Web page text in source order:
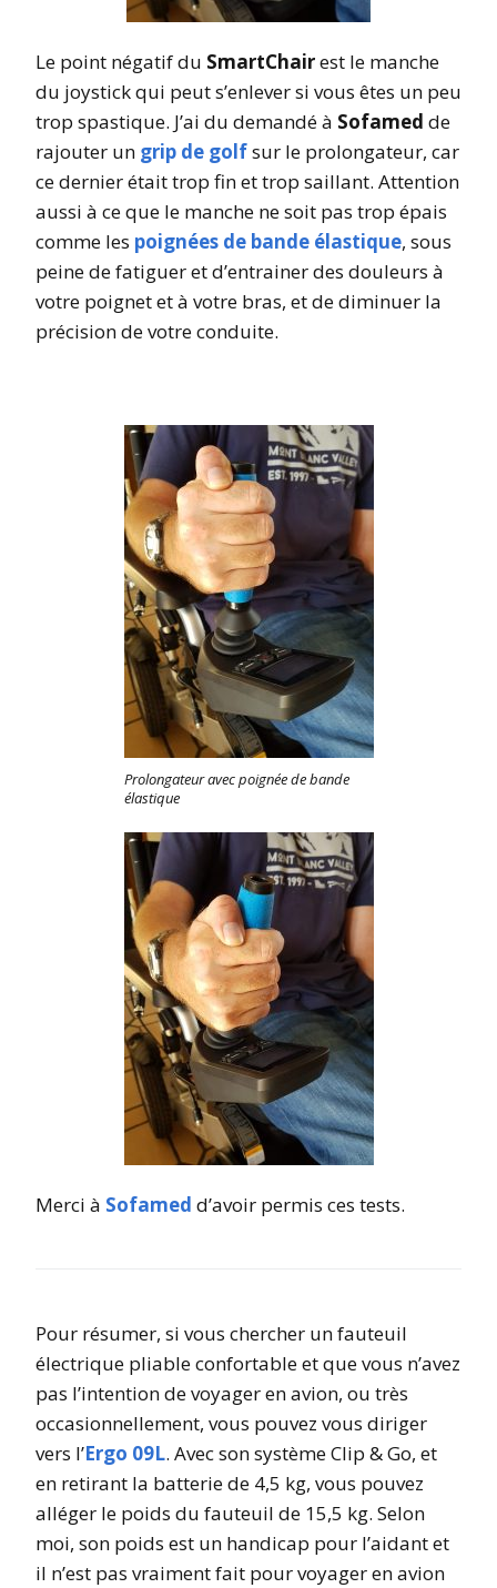
Le point négatif du SmartChairest le manche
du joystick qui peut s’enlever si vous êtes un peu
trop spastique. J’ai du demandé à Sofamed de
rajouter un grip de golfsur le prolongateur, car
ce dernier était trop fin et trop saillant. Attention
aussi à ce que le manche ne soit pas trop épais
comme les poignées de bande élastique, sous
peine de fatiguer et d’entrainer des douleurs à
votre poignet et à votre bras, et de diminuer la
précision de votre conduite.
Prolongateur avec poignée de bande
élastique
Merci à Sofamed d’avoir permis ces tests.
Pour résumer, si vous chercher un fauteuil
électrique pliable confortable et que vous n’avez
pas l’intention de voyager en avion, ou très
occasionnellement, vous pouvez vous diriger
vers l’Ergo 09L. Avec son système Clip & Go, et
en retirant la batterie de 4,5 kg, vous pouvez
alléger le poids du fauteuil de 15,5 kg. Selon
moi, son poids est un handicap pour l’aidant et
il n’est pas vraiment fait pour voyager en avion